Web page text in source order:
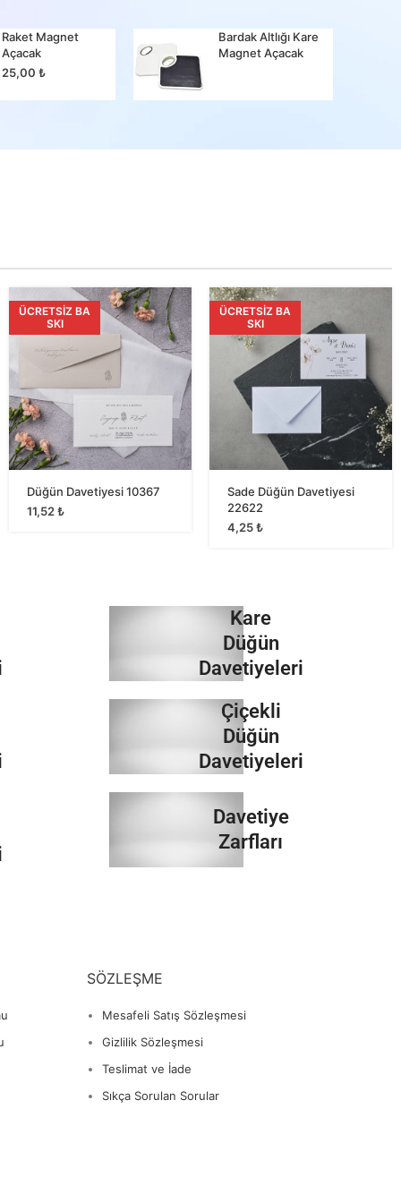
Raket Magnet
Açacak
25,00₺
Bardak Altlığı Kare
Magnet Açacak
ÜCRETSIZ BA
SKI
Düğün Davetiyesi 10367
11,52₺
ÜCRETSIZ BA
SKI
Sade Düğün Davetiyesi
22622
4,25₺
Kare
Düğün
Davetiyeleri
İncele
Çiçekli
Düğün
Davetiyeleri
İncele
Davetiye
Zarfları
SÖZLEŞME
Mesafeli Satış Sözleşmesi
Gizlilik Sözleşmesi
Teslimat ve İade
Sıkça Sorulan Sorular